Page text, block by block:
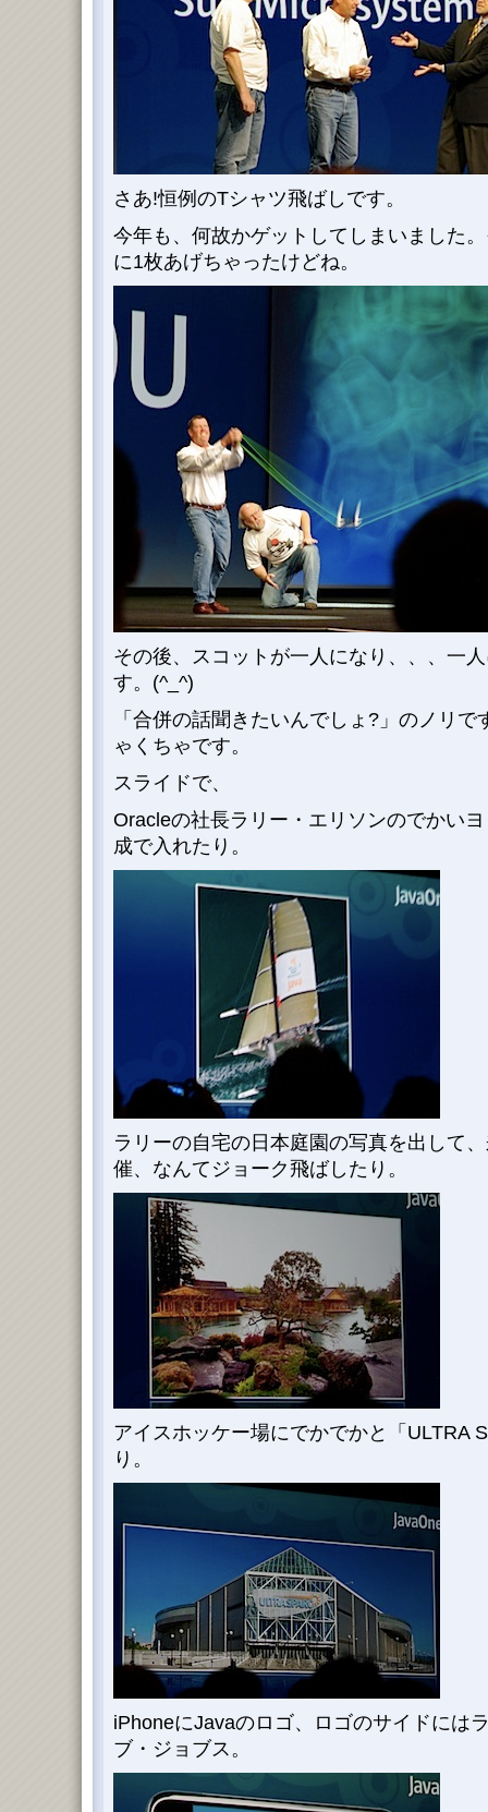
さあ!恒例のTシャツ飛ばしです。
今年も、何故かゲットしてしまいました
に1枚あげちゃったけどね。
その後、スコットが一人になり、、、一
す。(^_^)
「合併の話聞きたいんでしょ?」のノリ
ゃくちゃです。
スライドで、
Oracleの社長ラリー・エリソンのでかい
成で入れたり。
ラリーの自宅の日本庭園の写真を出して
催、なんてジョーク飛ばしたり。
アイスホッケー場にでかでかと「ULTRA
り。
iPhoneにJavaのロゴ、ロゴのサイドには
ブ・ジョブス。